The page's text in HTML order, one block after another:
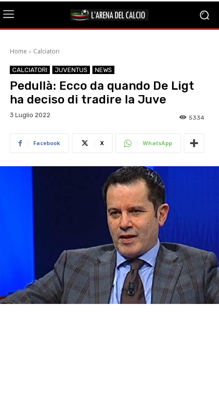
Home Calciatori
CALCIATORI JUVENTUS NEWS
Pedullà: Ecco da quando De Ligt
ha deciso di tradire la Juve
3 Luglio 2022 5334
Facebook X WhatsApp